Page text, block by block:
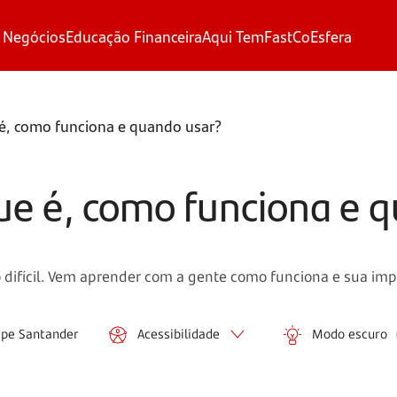
Educação FinanceiraAqui TemFastCoEsfera
como funciona e quando usar?
é, como funciona e
Vem aprender com a gente como funciona e sua
Santander Acessibilidade Modo escuro